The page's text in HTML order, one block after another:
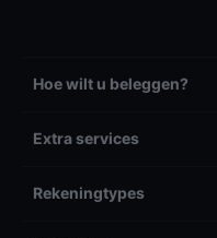
Hoe wilt u beleggen?
Extra services
Rekeningtypes